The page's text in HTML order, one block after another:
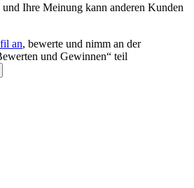
Ihre Meinung kann anderen Kunden
an, bewerte und nimm an der
und Gewinnen“ teil